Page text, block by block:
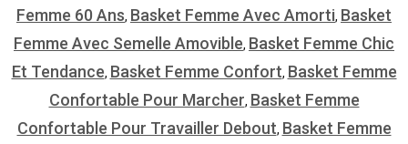
Femme 60 Ans, Basket Femme Avec Amorti, Basket
Femme Avec Semelle Amovible, Basket Femme Chic
Et Tendance, Basket Femme Confort, Basket Femme
Confortable Pour Marcher, Basket Femme
Confortable Pour Travailler Debout, Basket Femme